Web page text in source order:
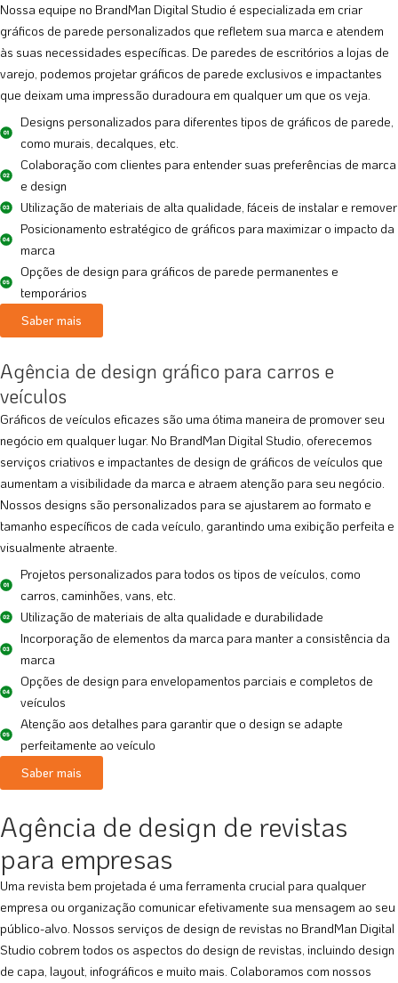
Nossa equipe no BrandMan Digital Studio é especializada em criar
gráficos de parede personalizados que refletem sua marca e atendem
às suas necessidades específicas. De paredes de escritórios a lojas de
varejo, podemos projetar gráficos de parede exclusivos e impactantes
que deixam uma impressão duradoura em qualquer um que os veja.
Designs personalizados para diferentes tipos de gráficos de parede,
como murais, decalques, etc.
Colaboração com clientes para entender suas preferências de marca
e design
Utilização de materiais de alta qualidade, fáceis de instalar e remover
Posicionamento estratégico de gráficos para maximizar o impacto da
marca
Opções de design para gráficos de parede permanentes e
temporários
Saber mais
Agência de design gráfico para carros e
veículos
Gráficos de veículos eficazes são uma ótima maneira de promover seu
negócio em qualquer lugar. No BrandMan Digital Studio, oferecemos
serviços criativos e impactantes de design de gráficos de veículos que
aumentam a visibilidade da marca e atraem atenção para seu negócio.
Nossos designs são personalizados para se ajustarem ao formato e
tamanho específicos de cada veículo, garantindo uma exibição perfeita e
visualmente atraente.
Projetos personalizados para todos os tipos de veículos, como
carros, caminhões, vans, etc.
Utilização de materiais de alta qualidade e durabilidade
Incorporação de elementos da marca para manter a consistência da
marca
Opções de design para envelopamentos parciais e completos de
veículos
Atenção aos detalhes para garantir que o design se adapte
perfeitamente ao veículo
Saber mais
Agência de design de revistas
para empresas
Uma revista bem projetada é uma ferramenta crucial para qualquer
empresa ou organização comunicar efetivamente sua mensagem ao seu
público-alvo. Nossos serviços de design de revistas no BrandMan Digital
Studio cobrem todos os aspectos do design de revistas, incluindo design
de capa, layout, infográficos e muito mais. Colaboramos com nossos